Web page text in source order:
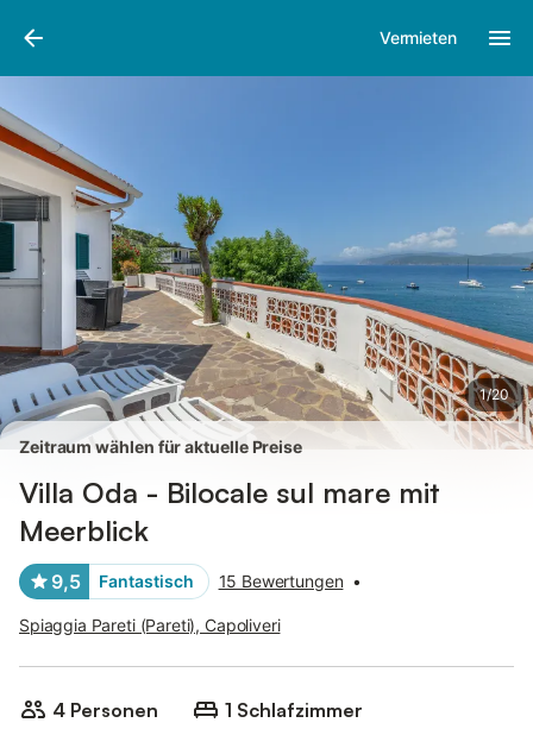
Vermieten
1/20
Bilder
Zeitraum wählen für aktuelle Preise
Villa Oda - Bilocale sul mare mit
Meerblick
9,5 Fantastisch 15 Bewertungen •
Spiaggia Pareti (Pareti), Capoliveri
4 Personen
1 Schlafzimmer